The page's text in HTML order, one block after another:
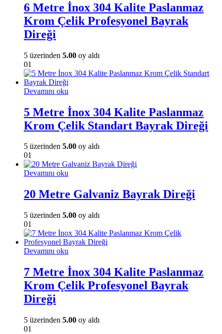
6 Metre İnox 304 Kalite Paslanmaz
Krom Çelik Profesyonel Bayrak
Direği
5 üzerinden 5.00 oy aldı
01
Devamını oku
5 Metre İnox 304 Kalite Paslanmaz
Krom Çelik Standart Bayrak Direği
5 üzerinden 5.00 oy aldı
01
Devamını oku
20 Metre Galvaniz Bayrak Direği
5 üzerinden 5.00 oy aldı
01
Devamını oku
7 Metre İnox 304 Kalite Paslanmaz
Krom Çelik Profesyonel Bayrak
Direği
5 üzerinden 5.00 oy aldı
01